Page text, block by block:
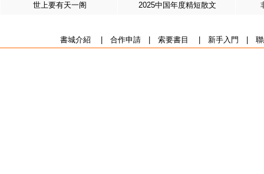
世上要有天一阁 2025中国年度精短散文
書城介紹 合作申請| 索要書目 新手入門